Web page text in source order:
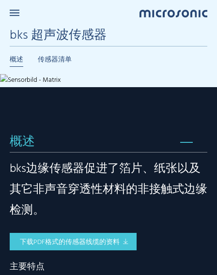
bks 超声波传感器
概述 传感器清单
概述
bks边缘传感器促进了箔片、纸张以及
其它非声音穿透性材料的非接触式边缘
检测。
下载PDF格式的传感器线缆的资料
主要特点